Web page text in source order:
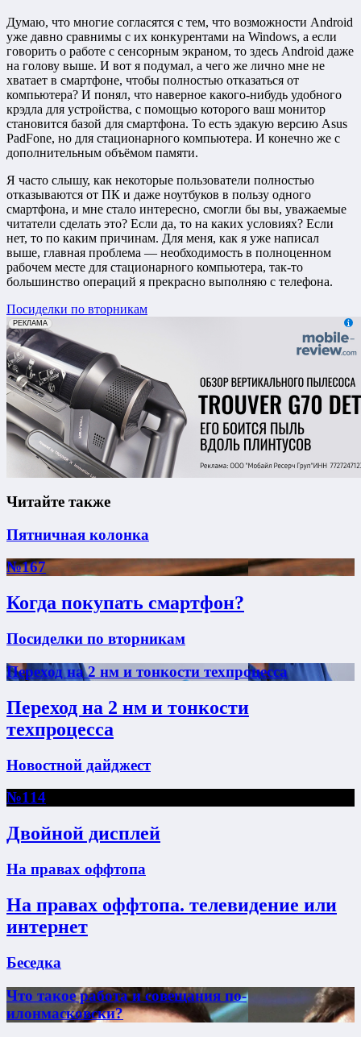
Думаю, что многие согласятся с тем, что возможности Android
уже давно сравнимы с их конкурентами на Windows, а если
говорить о работе с сенсорным экраном, то здесь Android даже
на голову выше. И вот я подумал, а чего же лично мне не
хватает в смартфоне, чтобы полностью отказаться от
компьютера? И понял, что наверное какого-нибудь удобного
крэдла для устройства, с помощью которого ваш монитор
становится базой для смартфона. То есть эдакую версию Asus
PadFone, но для стационарного компьютера. И конечно же с
дополнительным объёмом памяти.
Я часто слышу, как некоторые пользователи полностью
отказываются от ПК и даже ноутбуков в пользу одного
смартфона, и мне стало интересно, смогли бы вы, уважаемые
читатели сделать это? Если да, то на каких условиях? Если
нет, то по каким причинам. Для меня, как я уже написал
выше, главная проблема — необходимость в полноценном
рабочем месте для стационарного компьютера, так-то
большинство операций я прекрасно выполняю с телефона.
Посиделки по вторникам
erid: 2VfnxxmNzs5
РЕКЛАМА
Читайте также
Пятничная колонка
№167
Когда покупать смартфон?
Посиделки по вторникам
Переход на 2 нм и тонкости техпроцесса
Переход на 2 нм и тонкости
техпроцесса
Новостной дайджест
№114
Двойной дисплей
На правах оффтопа
На правах оффтопа. телевидение или
интернет
Беседка
Что такое работа и совещания по-
илонмасковски?